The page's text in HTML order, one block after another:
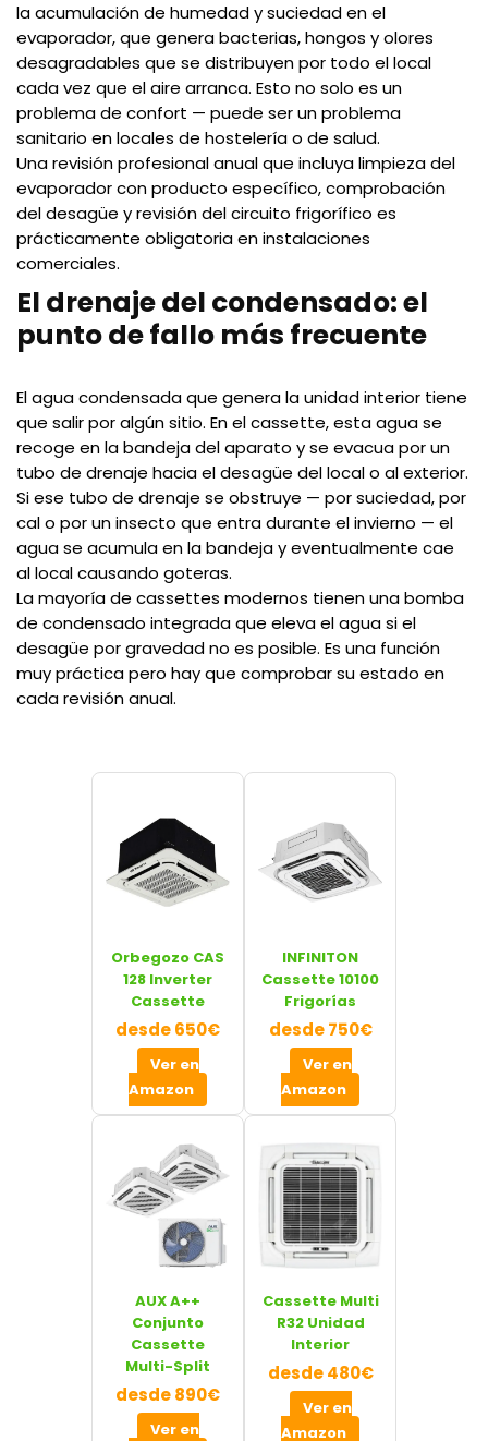
la acumulación de humedad y suciedad en el
evaporador, que genera bacterias, hongos y olores
desagradables que se distribuyen por todo el local
cada vez que el aire arranca. Esto no solo es un
problema de confort — puede ser un problema
sanitario en locales de hostelería o de salud.
Una revisión profesional anual que incluya limpieza del
evaporador con producto específico, comprobación
del desagüe y revisión del circuito frigorífico es
prácticamente obligatoria en instalaciones
comerciales.
El drenaje del condensado: el
punto de fallo más frecuente
El agua condensada que genera la unidad interior tiene
que salir por algún sitio. En el cassette, esta agua se
recoge en la bandeja del aparato y se evacua por un
tubo de drenaje hacia el desagüe del local o al exterior.
Si ese tubo de drenaje se obstruye — por suciedad, por
cal o por un insecto que entra durante el invierno — el
agua se acumula en la bandeja y eventualmente cae
al local causando goteras.
La mayoría de cassettes modernos tienen una bomba
de condensado integrada que eleva el agua si el
desagüe por gravedad no es posible. Es una función
muy práctica pero hay que comprobar su estado en
cada revisión anual.
Orbegozo CAS
128 Inverter
Cassette
desde 650€
Ver en
Amazon
INFINITON
Cassette 10100
Frigorías
desde 750€
Ver en
Amazon
AUX A++
Conjunto
Cassette
Multi-Split
desde 890€
Ver en
Cassette Multi
R32 Unidad
Interior
desde 480€
Ver en
Amazon